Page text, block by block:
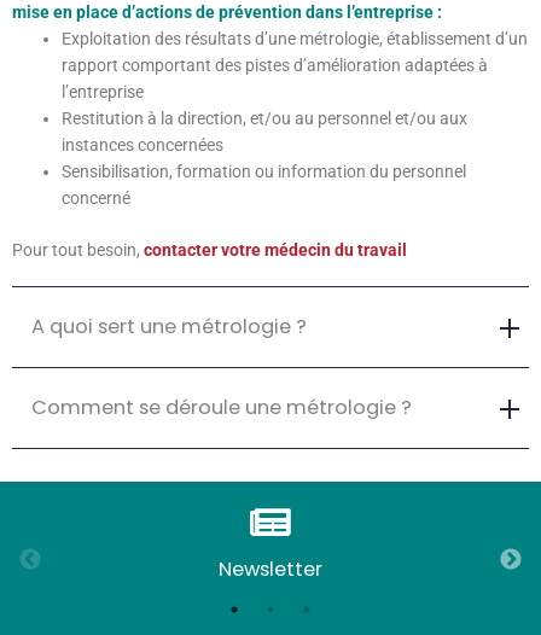
mise en place d’actions de prévention dans l’entreprise :
Exploitation des résultats d’une métrologie, établissement d’un
rapport comportant des pistes d’amélioration adaptées à
l’entreprise
Restitution à la direction, et/ou au personnel et/ou aux
instances concernées
Sensibilisation, formation ou information du personnel
concerné
Pour tout besoin, contacter votre médecin du travail
A quoi sert une métrologie ?
Comment se déroule une métrologie ?
Newsletter